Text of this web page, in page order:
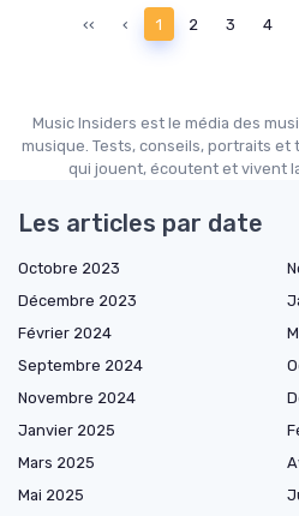
‹‹ ‹ 1 2 3 4
Music Insiders est le média des
musique. Tests, conseils, portraits
qui jouent, écoutent et vivent
Les articles par date
Octobre 2023
Décembre 2023
Février 2024
Septembre 2024
Novembre 2024
Janvier 2025
Mars 2025
Mai 2025